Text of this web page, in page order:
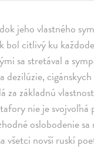
jeho vlastného
bol citlivý ku
sa stretával a
za základnú
nie je svojvoľná
oslobodenie
všetci novší ruskí